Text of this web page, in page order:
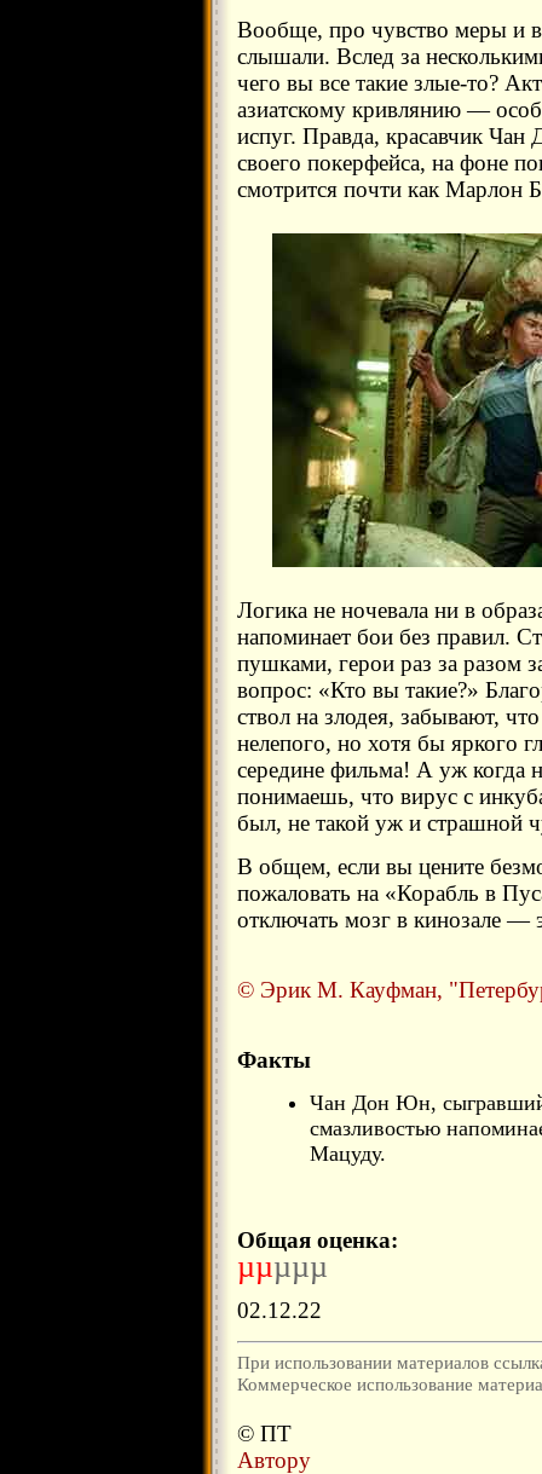
Вообще, про чувство меры и
слышали. Вслед за
чего вы все такие злые-то?
азиатскому кривлянию —
испуг. Правда, красавчик
своего покерфейса, на фоне
смотрится почти как Марлон
Логика не ночевала ни в
напоминает бои без правил.
пушками, герои раз за разом
вопрос: «Кто вы такие?»
ствол на злодея, забывают,
нелепого, но хотя бы яркого
середине фильма! А уж когда
понимаешь, что вирус с
был, не такой уж и страшной
В общем, если вы цените
пожаловать на «Корабль в
отключать мозг в кинозале —
© Эрик М. Кауфман,
Факты
Чан Дон Юн,
смазливостью
Мацуду.
Общая оценка:
µµµµµ
02.12.22
При использовании материалов
Коммерческое использование
© ПТ
Автору